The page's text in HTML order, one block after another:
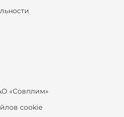
«Совплим»
cookie